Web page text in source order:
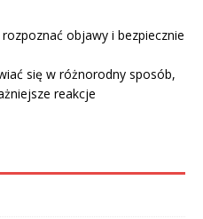
objawy i bezpiecznie
się w różnorodny sposób,
reakcje